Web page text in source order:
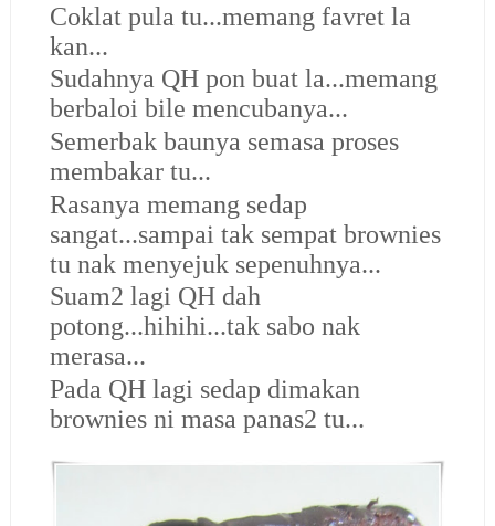
Coklat pula tu...memang favret la
kan...
Sudahnya QH pon buat la...memang
berbaloi bile mencubanya...
Semerbak baunya semasa proses
membakar tu...
Rasanya memang sedap
sangat...sampai tak sempat brownies
tu nak menyejuk sepenuhnya...
Suam2 lagi QH dah
potong...hihihi...tak sabo nak
merasa...
Pada QH lagi sedap dimakan
brownies ni masa panas2 tu...